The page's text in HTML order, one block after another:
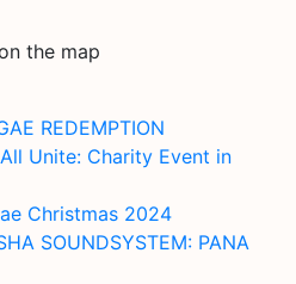
the map
REDEMPTION
Unite: Charity Event in
Christmas 2024
SOUNDSYSTEM: PANA